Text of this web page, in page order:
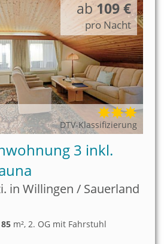
DTV-Klassifizierung
3 inkl.
Fewo; 2 Schlafzi. in Willingen / Sauerland
85 m², 2. OG mit Fahrstuhl
ab109 €
pro Nacht